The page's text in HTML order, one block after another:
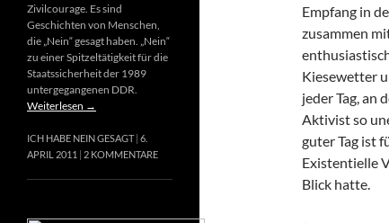
Empfang in
zusammen
Kiesewetter
jeder Tag, an
Aktivist so
guter Tag ist
Existentielle
Blick hatte.
Zivilcourage. Es sind
Geschichten von Menschen,
die „Nein“ gesagt haben. „Nein“
zu einer Spitzeltätigkeit für die
Staatssicherheit der 1989
untergegangenen DDR.
Weiterlesen →
ICH HABE NEIN GESAGT 6.
APRIL 2011
2 KOMMENTARE